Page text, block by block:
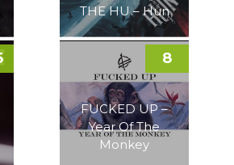
THE HU – Hun
FUCKED UP –
Year Of The
Monkey
8